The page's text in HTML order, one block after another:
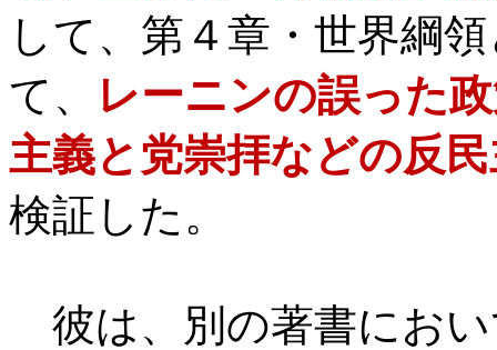
して、第４章・世界綱
て、
レーニンの誤った
主義と党崇拝などの反
検証した。
彼は、別の著書にお